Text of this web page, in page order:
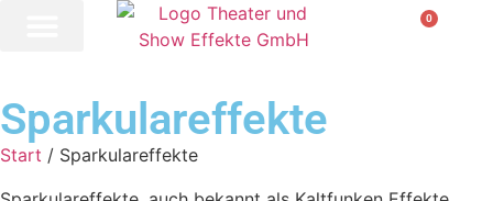
0
Sparkulareffekte
Start / Sparkulareffekte